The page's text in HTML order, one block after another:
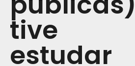
tive
estudar